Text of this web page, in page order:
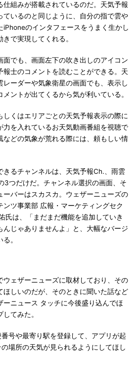
仕組みが搭載されているのだ。天気予報
ているのと同じように、自分の指で雲や
iPhoneのインタフェースをうまく生かし
で実現してくれる。
でも、画面左下の吹き出しのアイコン
報士のコメントを読むことができる。天
レーダーや気象衛星の画面でも、表示し
ントが出てくるから気が利いている。
くはエリアごとの天気予報表示の際に
力を入れているお天気動画番組を視聴で
などの気象が荒れる際には、頼もしい情
るチャンネルは、天気予報Ch.、雨雲
3つだけだ。チャンネル選択の画面、そ
ーバーはスカスカ。ウェザーニューズの
ンツ事業部 広報・マーケティングセク
氏は、「まだまだ機能を追加していき
んじゃありませんよ」と、大幅なバージ
。
ウェザーニューズに取材しており、その
ほしいのだが、そのときに聞いた話など
ーニュース タッチに今後盛り込んでほ
てみた。
号や最寄り駅を登録して、アプリが起
場所の天気が見られるようにしてほし